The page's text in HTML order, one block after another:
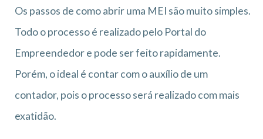
Os passos de como abrir uma MEI são muito simples.
Todo o processo é realizado pelo Portal do
Empreendedor e pode ser feito rapidamente.
Porém, o ideal é contar com o auxílio de um
contador, pois o processo será realizado com mais
exatidão.